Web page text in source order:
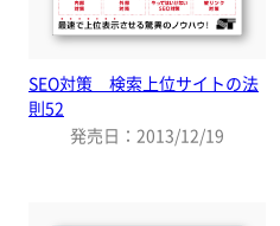
SEO対策 検索上位サイトの法
則52
発売日：2013/12/19